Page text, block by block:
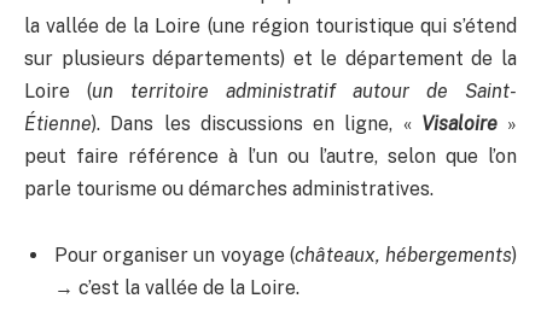
la vallée de la Loire (une région touristique qui s’étend
sur plusieurs départements) et le département de la
Loire (un territoire administratif autour de Saint-
Étienne). Dans les discussions en ligne, « Visaloire»
peut faire référence à l’un ou l’autre, selon que l’on
parle tourisme ou démarches administratives.
Pour organiser un voyage (châteaux, hébergements)
→ c’est la vallée de la Loire.